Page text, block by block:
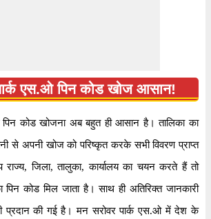
एस.ओ पिन कोड खोज आसान!
कोड खोजना अब बहुत ही आसान है। तालिका का
से अपनी खोज को परिष्कृत करके सभी विवरण प्राप्त
जिला, तालुका, कार्यालय का चयन करते हैं तो
कोड मिल जाता है। साथ ही अतिरिक्त जानकारी
प्रदान की गई है। मन सरोवर पार्क एस.ओ में देश के